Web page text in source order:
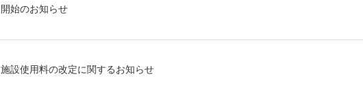
開始のお知らせ
施設使用料の改定に関するお知らせ